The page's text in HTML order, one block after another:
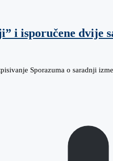
i isporučene dvije
Sporazuma o saradnji